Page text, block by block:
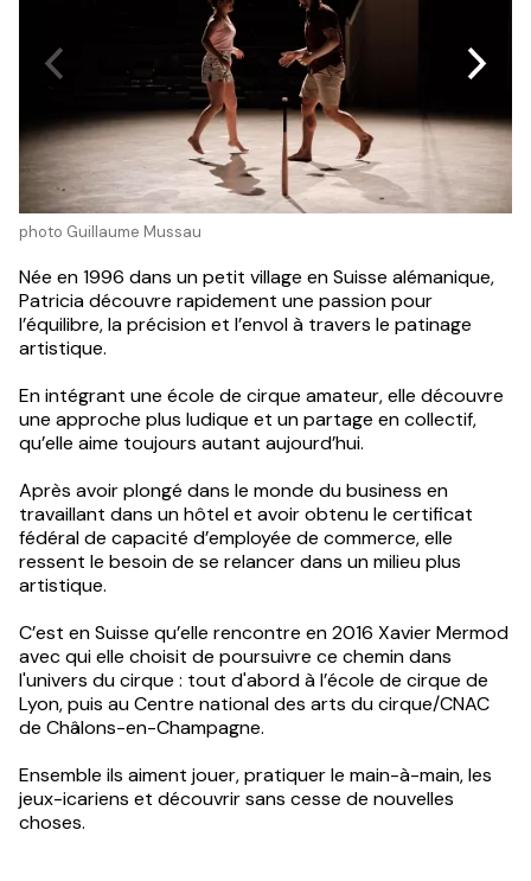
photo Guillaume Mussau
Née en 1996 dans un petit village en Suisse alémanique,
Patricia découvre rapidement une passion pour
l’équilibre, la précision et l’envol à travers le patinage
artistique.
En intégrant une école de cirque amateur, elle découvre
une approche plus ludique et un partage en collectif,
qu’elle aime toujours autant aujourd’hui.
Après avoir plongé dans le monde du business en
travaillant dans un hôtel et avoir obtenu le certificat
fédéral de capacité d’employée de commerce, elle
ressent le besoin de se relancer dans un milieu plus
artistique.
C’est en Suisse qu’elle rencontre en 2016 Xavier Mermod
avec qui elle choisit de poursuivre ce chemin dans
l'univers du cirque : tout d'abord à l’école de cirque de
Lyon, puis au Centre national des arts du cirque/CNAC
de Châlons-en-Champagne.
Ensemble ils aiment jouer, pratiquer le main-à-main, les
jeux-icariens et découvrir sans cesse de nouvelles
choses.